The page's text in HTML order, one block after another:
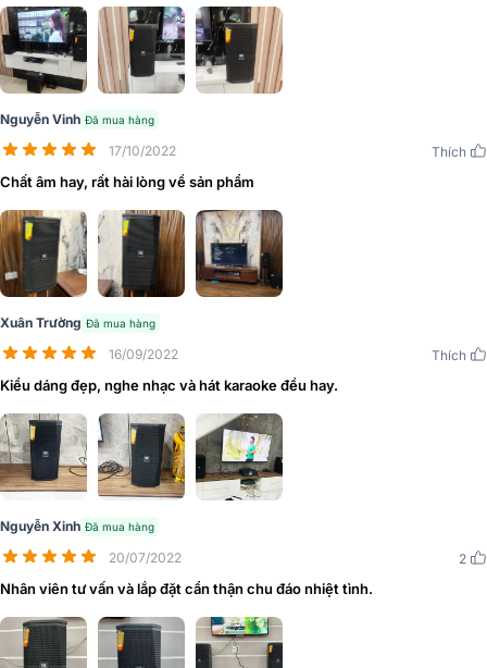
Thùng loa chế tác từ chất liệu gỗ công nghiệp chất lượng cao tạo
nên sự chắc chắn, hạn chế tối đa những ảnh hưởng xấu từ môi
trường đến với hệ thống linh kiện bên trong của
Nguyễn Vinh Đã mua hàng
17/10/2022 Thích
Chất âm hay, rất hài lòng về sản phẩm
Xuân Trường Đã mua hàng
16/09/2022 Thích
Kiểu dáng đẹp, nghe nhạc và hát karaoke đều hay.
Nguyễn Xinh Đã mua hàng
20/07/2022 2
Nhân viên tư vấn và lắp đặt cẩn thận chu đáo nhiệt tình.